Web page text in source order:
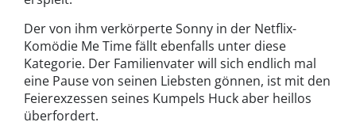
Der von ihm verkörperte Sonny in der Netflix-
Komödie Me Time fällt ebenfalls unter diese
Kategorie. Der Familienvater will sich endlich mal
eine Pause von seinen Liebsten gönnen, ist mit den
Feierexzessen seines Kumpels Huck aber heillos
überfordert.